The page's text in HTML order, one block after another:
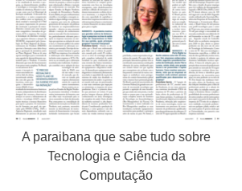
A paraibana que sabe tudo sobre
Tecnologia e Ciência da
Computação